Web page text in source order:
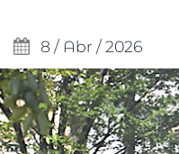
8 / Abr / 2026